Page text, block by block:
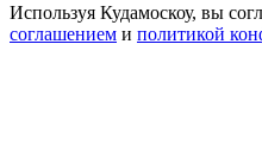
Используя Кудамоскоу, вы
соглашением и политикой